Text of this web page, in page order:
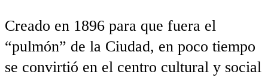
Creado en 1896 para que fuera el
“pulmón” de la Ciudad, en poco tiempo
se convirtió en el centro cultural y social